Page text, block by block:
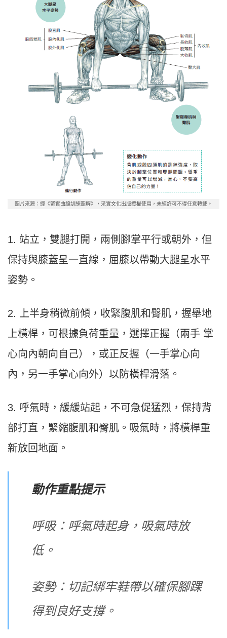
圖片來源：經《緊實曲線訓練圖解》，采實文化出版授權使用，未經許可不得任意轉載。
1. 站立，雙腿打開，兩側腳掌平行或朝外，但
保持與膝蓋呈一直線，屈膝以帶動大腿呈水平
姿勢。
2. 上半身稍微前傾，收緊腹肌和臀肌，握舉地
上橫桿，可根據負荷重量，選擇正握（兩手 掌
心向內朝向自己），或正反握（一手掌心向
內，另一手掌心向外）以防橫桿滑落。
3. 呼氣時，緩緩站起，不可急促猛烈，保持背
部打直，緊縮腹肌和臀肌。吸氣時，將橫桿重
新放回地面。
動作重點提示
呼吸：呼氣時起身，吸氣時放
低。
姿勢：切記綁牢鞋帶以確保腳踝
得到良好支撐。